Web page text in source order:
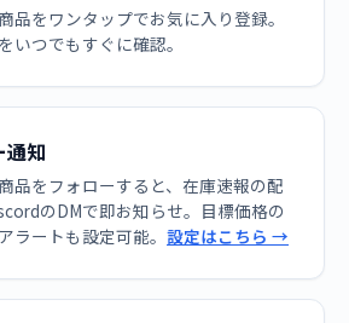
品をワンタップでお気に入り登録。
いつでもすぐに確認。
通知
品をフォローすると、在庫速報の配
のDMで即お知らせ。目標価格の
ラートも設定可能。 設定はこちら →